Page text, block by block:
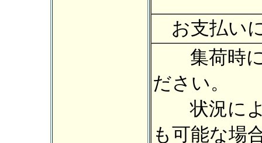
お支払い
集荷時に
ださい。
状況によ
も可能な場